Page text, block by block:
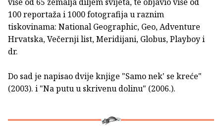
100 reportaža i 1000 fotografija u raznim
tiskovinama: National Geographic, Geo, Adventure
Hrvatska, Večernji list, Meridijani, Globus, Playboy i
dr.
Do sad je napisao dvije knjige "Samo nek' se kreće"
(2003). i "Na putu u skrivenu dolinu" (2006.).